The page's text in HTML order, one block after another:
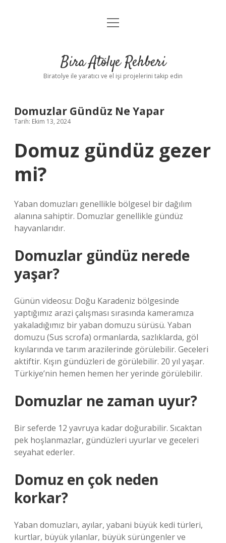
Anasayfa
Yasal Uyarı
menüyü
Bira Atölye Rehberi
Biratolye ile yaratıcı ve el işi projelerini takip edin
Domuzlar Gündüz Ne Yapar
Tarih: Ekim 13, 2024
Domuz gündüz gezer
mi?
Yaban domuzları genellikle bölgesel bir dağılım
alanına sahiptir. Domuzlar genellikle gündüz
hayvanlarıdır.
Domuzlar gündüz nerede
yaşar?
Günün videosu: Doğu Karadeniz bölgesinde
yaptığımız arazi çalışması sırasında kameramıza
yakaladığımız bir yaban domuzu sürüsü. Yaban
domuzu (Sus scrofa) ormanlarda, sazlıklarda, göl
kıyılarında ve tarım arazilerinde görülebilir. Geceleri
aktiftir. Kışın gündüzleri de görülebilir. 20 yıl yaşar.
Türkiye’nin hemen hemen her yerinde görülebilir.
Domuzlar ne zaman uyur?
Bir seferde 12 yavruya kadar doğurabilir. Sıcaktan
pek hoşlanmazlar, gündüzleri uyurlar ve geceleri
seyahat ederler.
Domuz en çok neden
korkar?
Yaban domuzları, ayılar, yabani büyük kedi türleri,
kurtlar, büyük yılanlar, büyük sürüngenler ve